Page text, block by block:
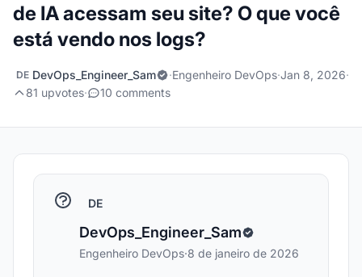
de IA acessam seu site? O que você
está vendo nos logs?
DE DevOps_Engineer_Sam ·Engenheiro DevOps·Jan 8, 2026·
81 upvotes· 10 comments
DE
DevOps_Engineer_Sam
Engenheiro DevOps·8 de janeiro de 2026